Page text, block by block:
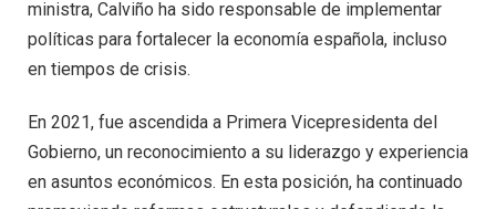
ministra, Calviño ha sido responsable de implementar
políticas para fortalecer la economía española, incluso
en tiempos de crisis.
En 2021, fue ascendida a Primera Vicepresidenta del
Gobierno, un reconocimiento a su liderazgo y experiencia
en asuntos económicos. En esta posición, ha continuado